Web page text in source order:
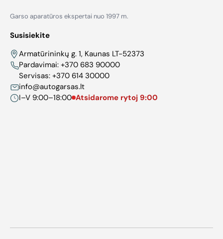
Garso aparatūros ekspertai nuo 1997 m.
Susisiekite
Armatūrininkų g. 1, Kaunas LT-52373
Pardavimai: +370 683 90000
Servisas: +370 614 30000
info@autogarsas.lt
I–V 9:00–18:00 Atsidarome rytoj 9:00